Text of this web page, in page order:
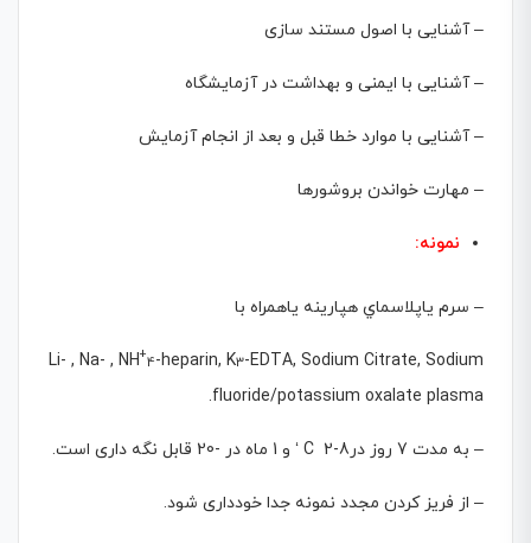
– آشنایی با اصول مستند سازی
– آشنایی با ایمنی و بهداشت در آزمایشگاه
– آشنایی با موارد خطا قبل و بعد از انجام آزمایش
– مهارت خواندن بروشورها
نمونه:
– سرم ياپلاسماي هپارينه ياهمراه با
Li- , Na- , NH+4-heparin, K3-EDTA, Sodium Citrate, Sodium
fluoride/potassium oxalate plasma.
– به مدت 7 روز درC 2-8 ‘ و 1 ماه در -20 قابل نگه داری است.
– از فریز کردن مجدد نمونه جدا خودداری شود.